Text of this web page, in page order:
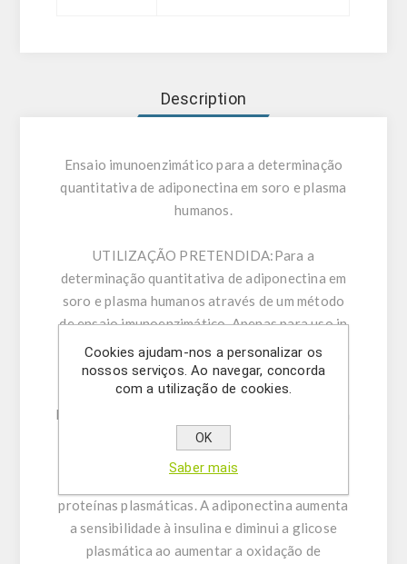
Description
Ensaio imunoenzimático para a determinação
quantitativa de adiponectina em soro e plasma
humanos.
UTILIZAÇÃO PRETENDIDA:Para a
determinação quantitativa de adiponectina em
soro e plasma humanos através de um método
de ensaio imunoenzimático. Apenas para uso in
vitro.
INFORMAÇÃO GERAL:A adiponectina é uma
hormona que modula a regulação da glucose e a
oxidação de ácidos gordos. É secretada pelo
tecido adiposo e pela placenta para a corrente
proteínas plasmáticas. A adiponectina aumenta
a sensibilidade à insulina e diminui a glicose
plasmática ao aumentar a oxidação de
Cookies ajudam-nos a personalizar os
nossos serviços. Ao navegar, concorda
com a utilização de cookies.
OK
Saber mais